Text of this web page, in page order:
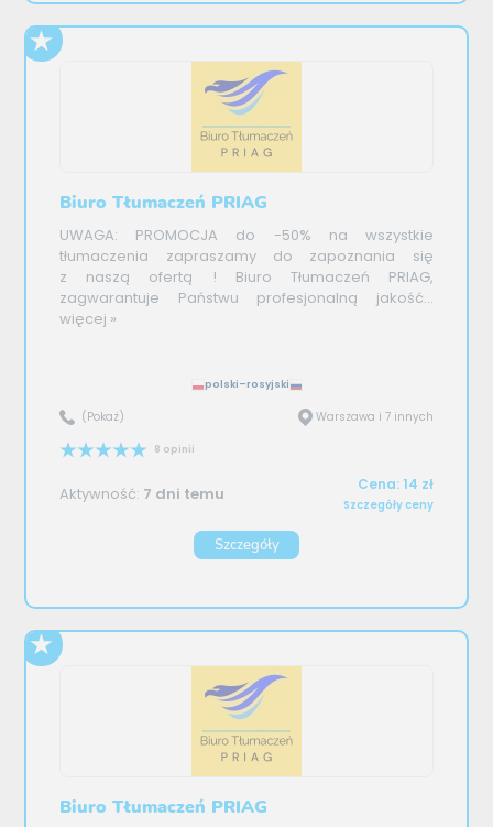
Biuro Tłumaczeń PRIAG
UWAGA: PROMOCJA do -50% na wszystkie
tłumaczenia zapraszamy do zapoznania się
z naszą ofertą ! Biuro Tłumaczeń PRIAG,
zagwarantuje Państwu profesjonalną jakość...
więcej »
polski–rosyjski
(Pokaż) Warszawa i 7 innych
8 opinii
Aktywność: 7 dni temu Cena: 14 zł
Szczegóły ceny
Szczegóły
Biuro Tłumaczeń PRIAG